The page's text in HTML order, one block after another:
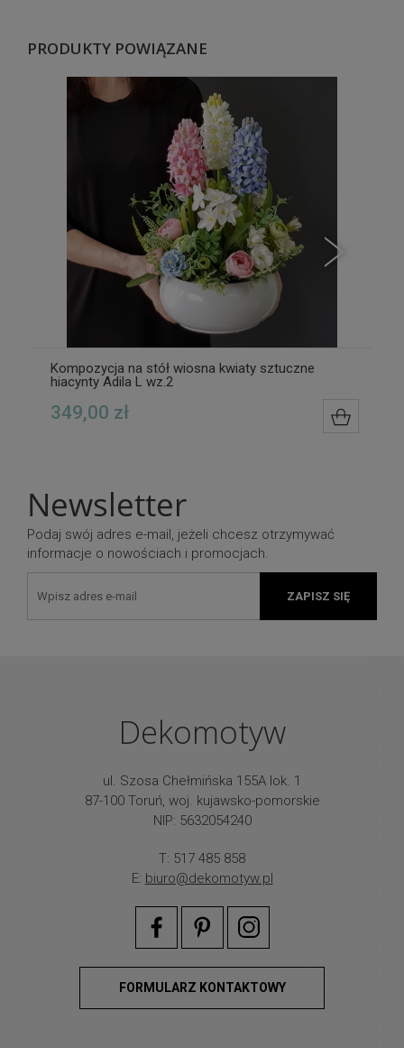
PRODUKTY POWIĄZANE
Kompozycja na stół wiosna kwiaty sztuczne
hiacynty Adila L wz.2
349,00 zł
Newsletter
Podaj swój adres e-mail, jeżeli chcesz otrzymywać
informacje o nowościach i promocjach.
ZAPISZ SIĘ
Dekomotyw
ul. Szosa Chełmińska 155A lok. 1
87-100 Toruń, woj. kujawsko-pomorskie
NIP: 5632054240
T: 517 485 858
E: biuro@dekomotyw.pl
FORMULARZ KONTAKTOWY